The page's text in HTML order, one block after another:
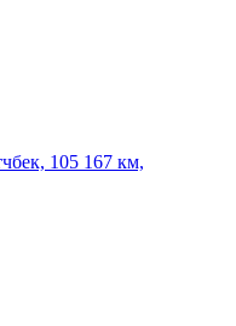
105 167 км,